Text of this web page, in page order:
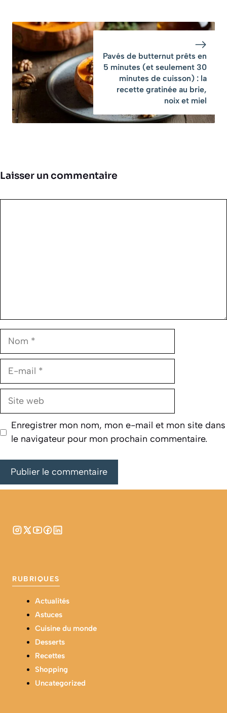
Pavés de butternut prêts en
5 minutes (et seulement 30
minutes de cuisson) : la
recette gratinée au brie,
noix et miel
Laisser un commentaire
Nom
E-
Site
Enregistrer mon nom, mon e-mail et mon site dans
le navigateur pour mon prochain commentaire.
RUBRIQUES
Actualités
Astuces
Cuisine du monde
Desserts
Recettes
Shopping
Uncategorized